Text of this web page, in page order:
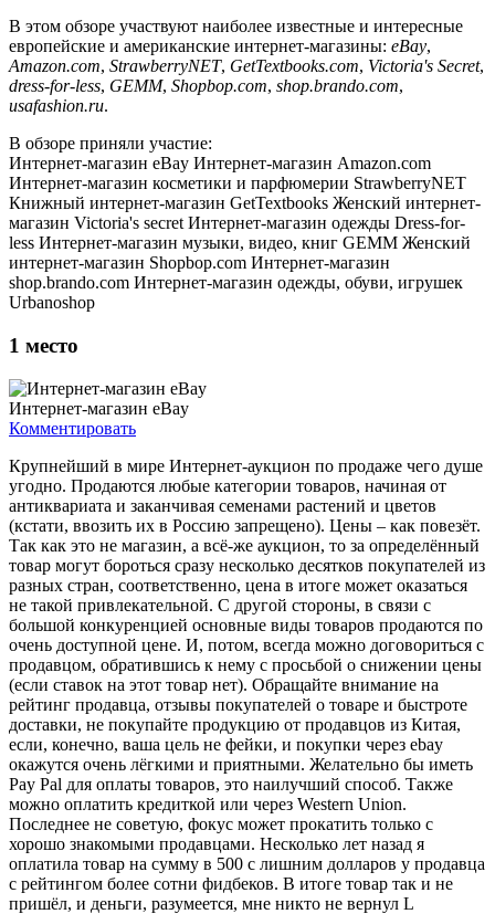
В этом обзоре участвуют наиболее известные и интересные
европейские и американские интернет-магазины: eBay,
Amazon.com, StrawberryNET, GetTextbooks.com, Victoria's Secret,
dress-for-less, GEMM, Shopbop.com, shop.brando.com,
usafashion.ru.
В обзоре приняли участие:
Интернет-магазин eBay Интернет-магазин Amazon.com
Интернет-магазин косметики и парфюмерии StrawberryNET
Книжный интернет-магазин GetTextbooks Женский интернет-
магазин Victoria's secret Интернет-магазин одежды Dress-for-
less Интернет-магазин музыки, видео, книг GEMM Женский
интернет-магазин Shopbop.com Интернет-магазин
shop.brando.com Интернет-магазин одежды, обуви, игрушек
Urbanoshop
1 место
Интернет-магазин eBay
Комментировать
Крупнейший в мире Интернет-аукцион по продаже чего душе
угодно. Продаются любые категории товаров, начиная от
антиквариата и заканчивая семенами растений и цветов
(кстати, ввозить их в Россию запрещено). Цены – как повезёт.
Так как это не магазин, а всё-же аукцион, то за определённый
товар могут бороться сразу несколько десятков покупателей из
разных стран, соответственно, цена в итоге может оказаться
не такой привлекательной. С другой стороны, в связи с
большой конкуренцией основные виды товаров продаются по
очень доступной цене. И, потом, всегда можно договориться с
продавцом, обратившись к нему с просьбой о снижении цены
(если ставок на этот товар нет). Обращайте внимание на
рейтинг продавца, отзывы покупателей о товаре и быстроте
доставки, не покупайте продукцию от продавцов из Китая,
если, конечно, ваша цель не фейки, и покупки через ebay
окажутся очень лёгкими и приятными. Желательно бы иметь
Pay Pal для оплаты товаров, это наилучший способ. Также
можно оплатить кредиткой или через Western Union.
Последнее не советую, фокус может прокатить только с
хорошо знакомыми продавцами. Несколько лет назад я
оплатила товар на сумму в 500 с лишним долларов у продавца
с рейтингом более сотни фидбеков. В итоге товар так и не
пришёл, и деньги, разумеется, мне никто не вернул L